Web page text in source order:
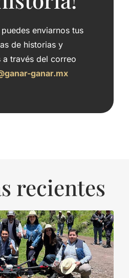
enviarnos tus
de historias y
a través del correo
ganar.mx
recientes